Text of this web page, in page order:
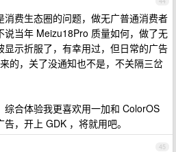
消费生态圈的问题，做无广普通消费者
说当年 Meizu18Pro 质量如何，做了无
显示折服了，有幸用过，但日常的广告
的，关了没通知也不是，不关隔三岔
综合体验我更喜欢用一加和 ColorOS
，开上 GDK ，将就用吧。
45